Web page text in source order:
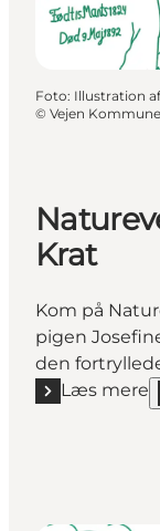
Foto: Illustration
© Vejen Kommune
Krat
Kom på
pigen
den
Læs mere
Læs mere